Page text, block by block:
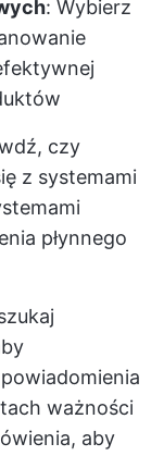
: Wybierz
czy
z systemami
płynnego
ważności
aby